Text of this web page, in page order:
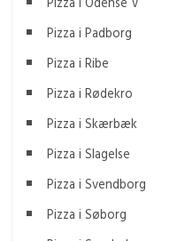
Pizza i Padborg
Pizza i Ribe
Pizza i Rødekro
Pizza i Skærbæk
Pizza i Slagelse
Pizza i Svendborg
Pizza i Søborg